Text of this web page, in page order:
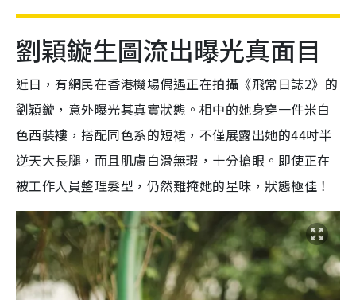
劉穎鏇生圖流出曝光真面目
近日，有網民在香港機場偶遇正在拍攝《飛常日誌2》的
劉穎鏇，意外曝光其真實狀態。相中的她身穿一件米白
色西裝褸，搭配同色系的短裙，不僅展露出她的44吋半
逆天大長腿，而且肌膚白滑無瑕，十分搶眼。即使正在
被工作人員整理髮型，仍然難掩她的星味，狀態極佳！